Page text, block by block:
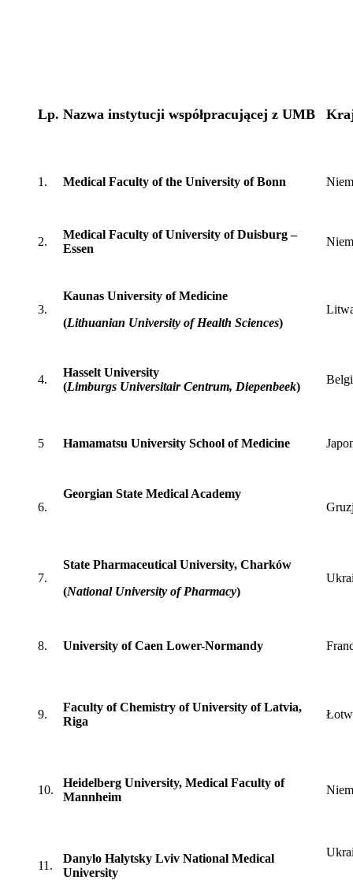
Lp. Nazwa instytucji współpracującej z UMB
1. Medical Faculty of the University of Bonn
2.
Medical Faculty of University of Duisburg –
Essen
3.
Kaunas University of Medicine
(Lithuanian University of Health Sciences)
4.
Hasselt University
(Limburgs Universitair Centrum, Diepenbeek)
5 Hamamatsu University School of Medicine
6.
Georgian State Medical Academy
7.
State Pharmaceutical University, Charków
(National University of Pharmacy)
8. University of Caen Lower-Normandy
9.
Faculty of Chemistry of University of Latvia,
Riga
10.
Heidelberg University, Medical Faculty of
Mannheim
11.
Danylo Halytsky Lviv National Medical
University